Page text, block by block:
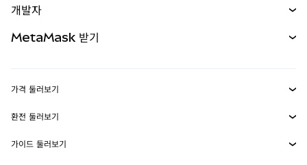
무기한 선물
실물자산
개발자
MetaMask Connect
Snaps
MetaMask 받기
보안
가격 둘러보기
이더리움 가격
솔라나 가격
환전 둘러보기
ETH를 USD로 환전
가이드 둘러보기